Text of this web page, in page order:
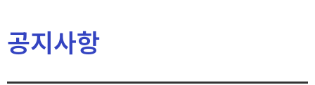
공지사항